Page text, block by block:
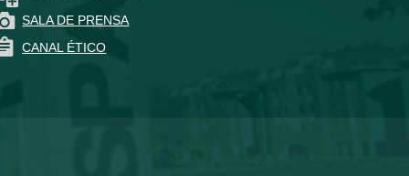
SALA DE PRENSA
CANAL ÉTICO